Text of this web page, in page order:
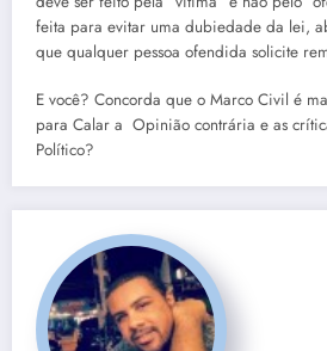
feita para evitar uma dubiedade da lei,
que qualquer pessoa ofendida solicite
E você? Concorda que o Marco Civil é
para Calar a Opinião contrária e as
Político?